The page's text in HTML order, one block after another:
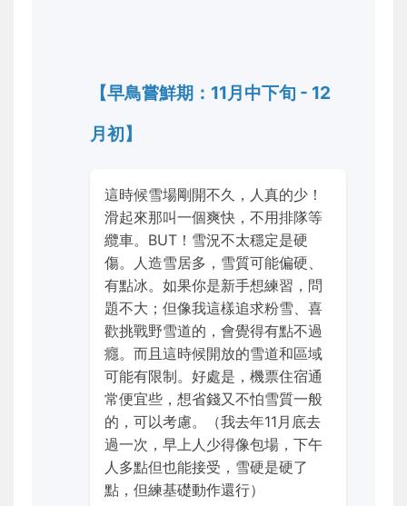
【早鳥嘗鮮期：11月中下旬 - 12
月初】
這時候雪場剛開不久，人真的少！
滑起來那叫一個爽快，不用排隊等
纜車。BUT！雪況不太穩定是硬
傷。人造雪居多，雪質可能偏硬、
有點冰。如果你是新手想練習，問
題不大；但像我這樣追求粉雪、喜
歡挑戰野雪道的，會覺得有點不過
癮。而且這時候開放的雪道和區域
可能有限制。好處是，機票住宿通
常便宜些，想省錢又不怕雪質一般
的，可以考慮。（我去年11月底去
過一次，早上人少得像包場，下午
人多點但也能接受，雪硬是硬了
點，但練基礎動作還行）